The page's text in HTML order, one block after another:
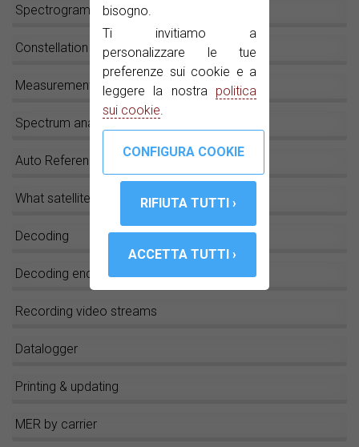
bisogno.
Ti invitiamo a
personalizzare le tue
preferenze sui cookie e a
leggere la nostra politica
sui cookie.
Spectrogram
Constellation diagram
Measurements
Spectrum analyser
Auto Reference Level
What satellite is this?
Decoding
Decoding encrypted channels
Recording video streams
Datalogger
Printing & updating
MER by carrier